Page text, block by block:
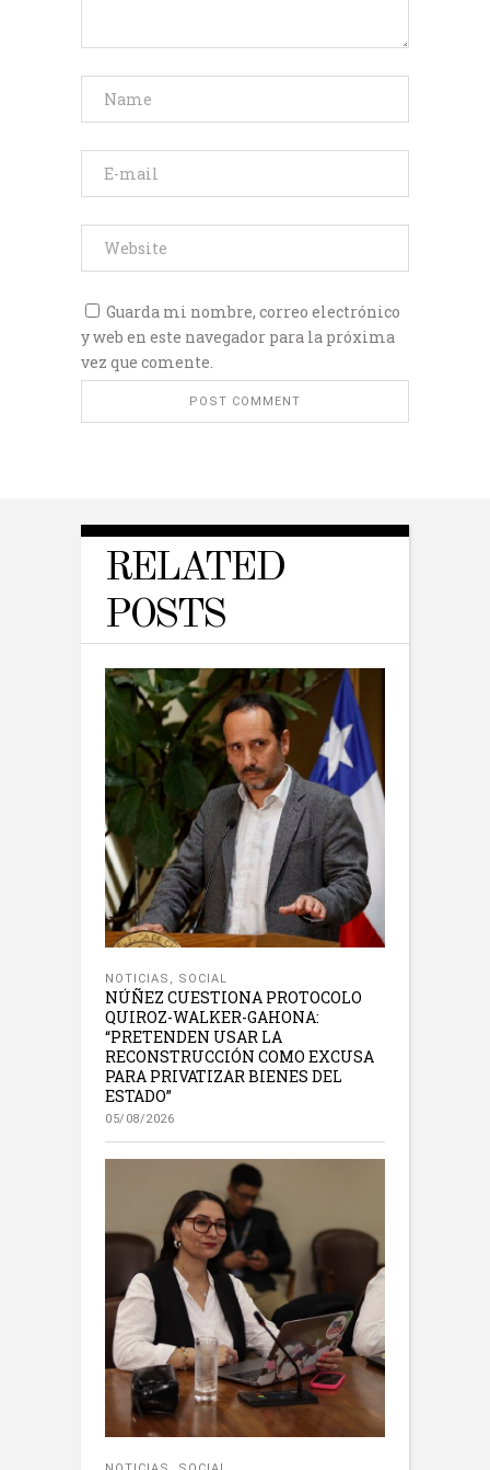
Guarda mi nombre, correo electrónico
y web en este navegador para la próxima
vez que comente.
RELATED
POSTS
NOTICIAS , SOCIAL
NÚÑEZ CUESTIONA PROTOCOLO
QUIROZ-WALKER-GAHONA:
“PRETENDEN USAR LA
RECONSTRUCCIÓN COMO EXCUSA
PARA PRIVATIZAR BIENES DEL
ESTADO”
05/08/2026